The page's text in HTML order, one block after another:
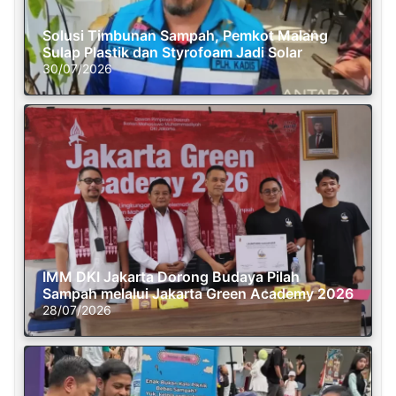
Solusi Timbunan Sampah, Pemkot Malang
Sulap Plastik dan Styrofoam Jadi Solar
30/07/2026
IMM DKI Jakarta Dorong Budaya Pilah
Sampah melalui Jakarta Green Academy 2026
28/07/2026